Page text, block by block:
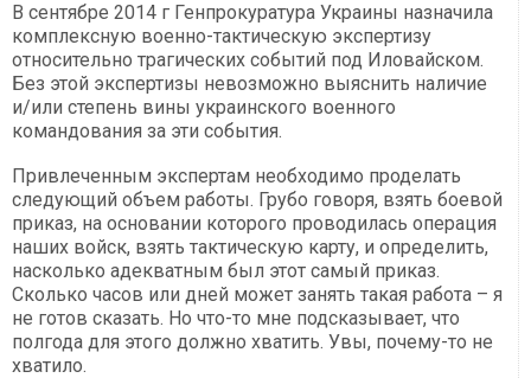
В сентябре 2014 г Генпрокуратура Украины назначила
комплексную военно-тактическую экспертизу
относительно трагических событий под Иловайском.
Без этой экспертизы невозможно выяснить наличие
и/или степень вины украинского военного
командования за эти события.
Привлеченным экспертам необходимо проделать
следующий объем работы. Грубо говоря, взять боевой
приказ, на основании которого проводилась операция
наших войск, взять тактическую карту, и определить,
насколько адекватным был этот самый приказ.
Сколько часов или дней может занять такая работа – я
не готов сказать. Но что-то мне подсказывает, что
полгода для этого должно хватить. Увы, почему-то не
хватило.